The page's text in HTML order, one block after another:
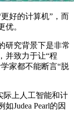
好的计算机”，而
优。
究背景下是非常
并致力于让“程
家都不能断言“脱
上人工智能和计
Judea Pearl的因